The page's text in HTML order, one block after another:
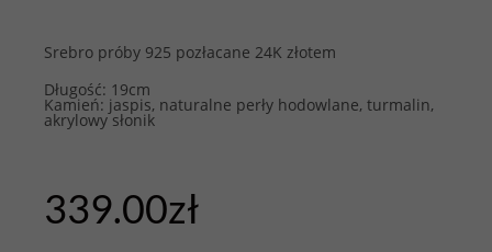
Srebro próby 925 pozłacane 24K złotem
Długość: 19cm
Kamień: jaspis, naturalne perły hodowlane, turmalin,
akrylowy słonik
339.00zł